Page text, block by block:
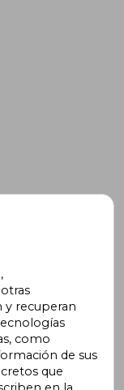
y
y recuperan
como
de sus
que